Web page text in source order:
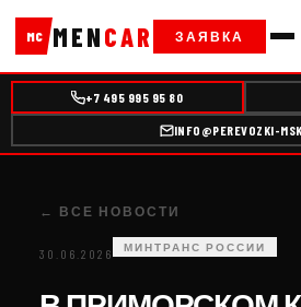
MC MENCAR ЗАЯВКА
+7 495 995 95 80
INFO@PEREVOZKI-
← ВСЕ НОВОСТИ
30.06.2026 МИНТРАНС РОССИИ